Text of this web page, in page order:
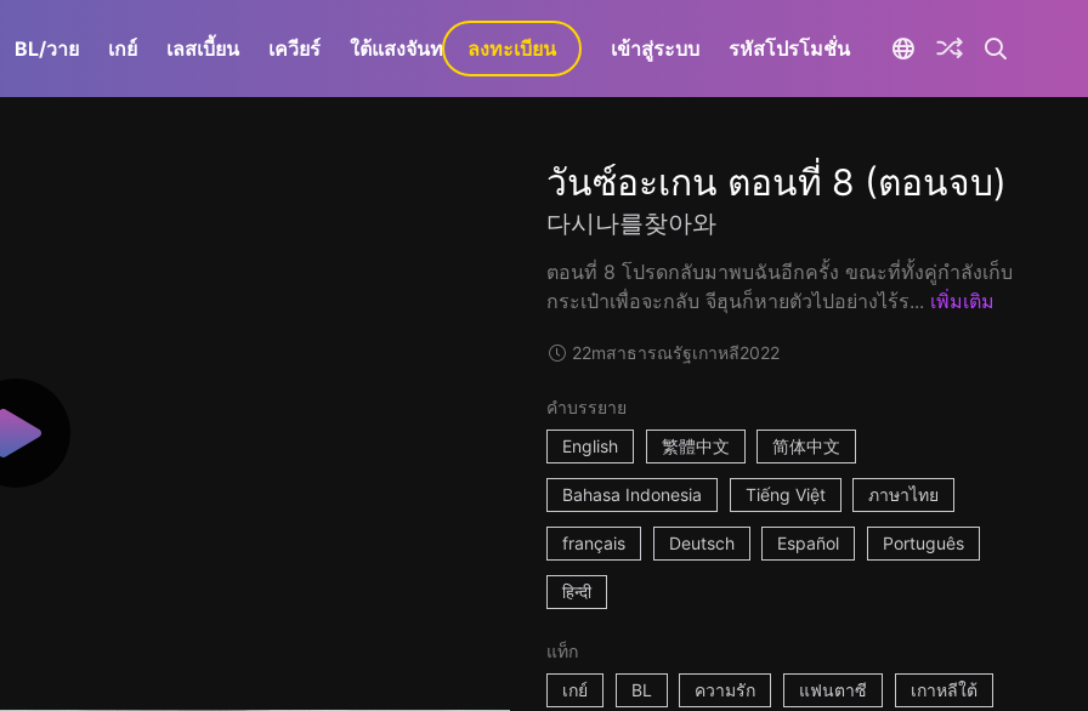
BL/วาย เกย์ เลสเบี้ยน เควียร์ ใต้แสงจันทร์ GaLa+
ลงทะเบียน เข้าสู่ระบบ รหัสโปรโมชั่น
วันซ์อะเกน ตอนที่ 8 (ตอนจบ)
다시나를찾아와
ตอนที่ 8 โปรดกลับมาพบฉันอีกครั้ง ขณะที่ทั้งคู่กำลังเก็บ
กระเป๋าเพื่อจะกลับ จีฮุนก็หายตัวไปอย่างไร้ร... เพิ่มเติม
22mสาธารณรัฐเกาหลี2022
คำบรรยาย
English
繁體中文 简体中文
Bahasa Indonesia Tiếng Việt ภาษาไทย
français Deutsch Español Português
हिन्दी
แท็ก
เกย์
BL ความรัก แฟนตาซี เกาหลีใต้